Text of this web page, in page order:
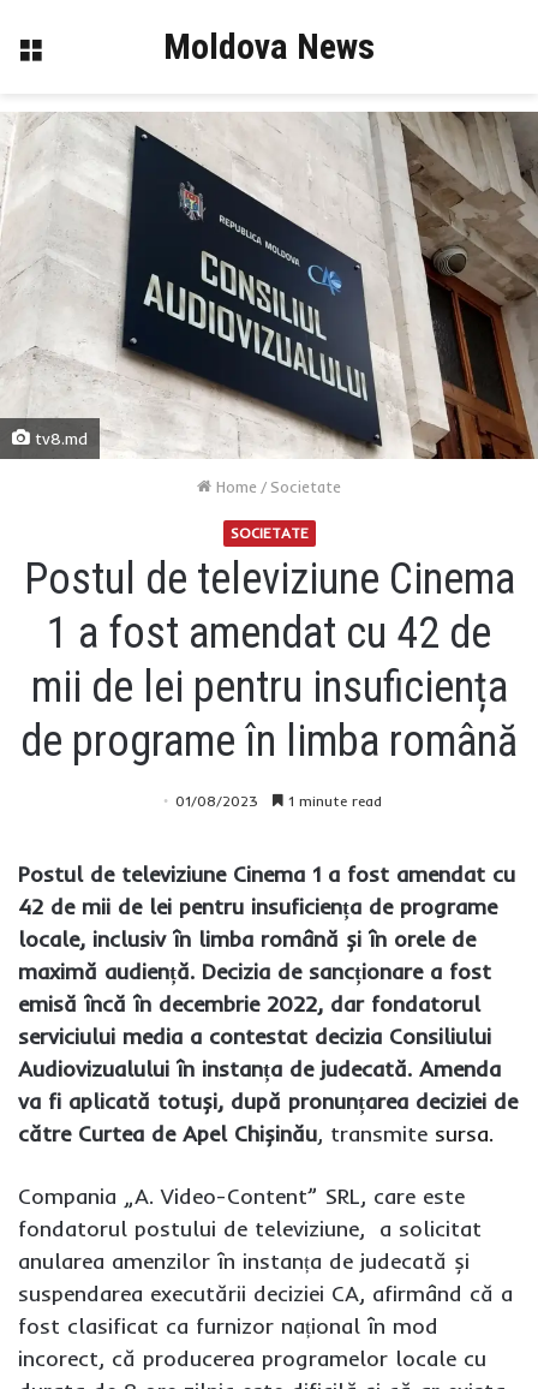
Menu Moldova News
tv8.md
Home / Societate
SOCIETATE
Postul de televiziune Cinema
1 a fost amendat cu 42 de
mii de lei pentru insuficiența
de programe în limba română
01/08/2023 1 minute read
Postul de televiziune Cinema 1 a fost amendat cu
42 de mii de lei pentru insuficiența de programe
locale, inclusiv în limba română și în orele de
maximă audiență. Decizia de sancționare a fost
emisă încă în decembrie 2022, dar fondatorul
serviciului media a contestat decizia Consiliului
Audiovizualului în instanța de judecată. Amenda
va fi aplicată totuși, după pronunțarea deciziei de
către Curtea de Apel Chișinău, transmite sursa.
Compania „A. Video-Content” SRL, care este
fondatorul postului de televiziune, a solicitat
anularea amenzilor în instanța de judecată și
suspendarea executării deciziei CA, afirmând că a
fost clasificat ca furnizor național în mod
incorect, că producerea programelor locale cu